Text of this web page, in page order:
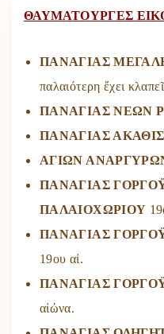
ΘΑΥΜΑΤΟΥΡΓΕΣ
ΠΑΝΑΓΙΑΣ
παλαιότερη ἔχει
ΠΑΝΑΓΙΑΣ ΝΕΩΝ
ΠΑΝΑΓΙΑΣ
ΑΓΙΩΝ
ΠΑΝΑΓΙΑΣ
ΠΑΛΑΙΟΧΩΡΙΟΥ
ΠΑΝΑΓΙΑΣ
19ου αἰ.
ΠΑΝΑΓΙΑΣ
αἰώνα.